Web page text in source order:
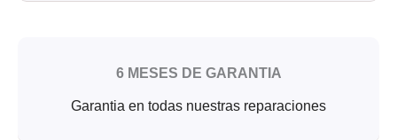
6 MESES DE GARANTIA
Garantia en todas nuestras reparaciones